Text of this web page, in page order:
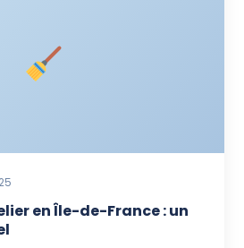
en Île-de-France : un